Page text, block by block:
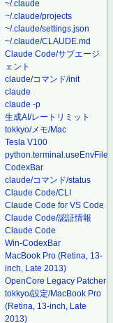
~/.claude
~/.claude/projects
~/.claude/settings.json
~/.claude/CLAUDE.md
Claude Code/サブエージ
ェント
claude/コマンド/init
claude
claude -p
生成AI/レートリミット
tokkyo/メモ/Mac
Tesla V100
python.terminal.useEnvFile
CodexBar
claude/コマンド/status
Claude Code/CLI
Claude Code for VS Code
Claude Code/認証情報
Claude Code
Win-CodexBar
MacBook Pro (Retina, 13-
inch, Late 2013)
OpenCore Legacy Patcher
tokkyo/設定/MacBook Pro
(Retina, 13-inch, Late
2013)